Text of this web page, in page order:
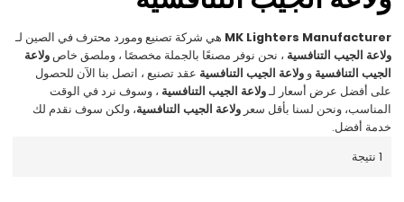
MK Lighters Manufacturer هي شركة تصنيع ومورد محترف في الصين لـ
ولاعة الجيب التنافسية ، نحن نوفر مصنعًا بالجملة مخصصًا ، وملصق خاصولاعة
الجيب التنافسية وولاعة الجيب التنافسية عقد تصنيع ، اتصل بنا الآن للحصول
على أفضل عرض أسعار لـولاعة الجيب التنافسية ، وسوف نرد في الوقت
المناسب، ونحن لسنا بأقل سعرولاعة الجيب التنافسية، ولكن سوف نقدم لك
خدمة أفضل.
1 نتيجة